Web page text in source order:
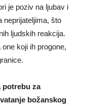
je poziv na ljubav i
neprijateljima, što
ljudskih reakcija.
koji ih progone,
potrebu za
božanskog